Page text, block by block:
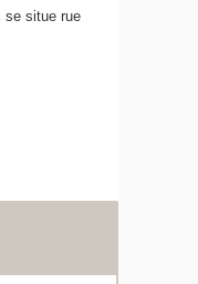
se situe rue